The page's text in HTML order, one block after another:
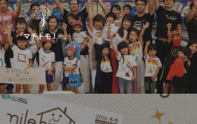
「マチトモ！®」